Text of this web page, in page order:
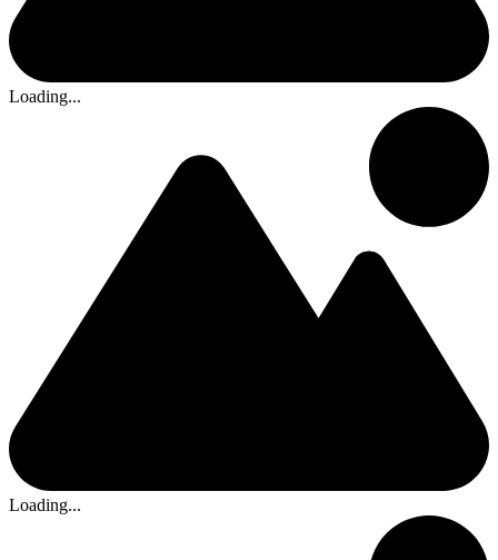
Loading...
Loading...